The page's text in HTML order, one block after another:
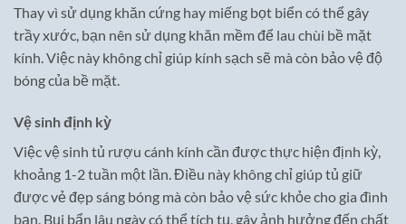
Thay vì sử dụng khăn cứng hay miếng bọt biển có thể gây
trầy xước, bạn nên sử dụng khăn mềm để lau chùi bề mặt
kính. Việc này không chỉ giúp kính sạch sẽ mà còn bảo vệ độ
bóng của bề mặt.
Vệ sinh định kỳ
Việc vệ sinh tủ rượu cánh kính cần được thực hiện định kỳ,
khoảng 1-2 tuần một lần. Điều này không chỉ giúp tủ giữ
được vẻ đẹp sáng bóng mà còn bảo vệ sức khỏe cho gia đình
bạn. Bụi bẩn lâu ngày có thể tích tụ, gây ảnh hưởng đến chất